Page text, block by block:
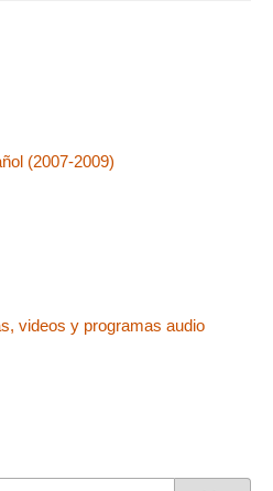
(2007-2009)
videos y programas audio